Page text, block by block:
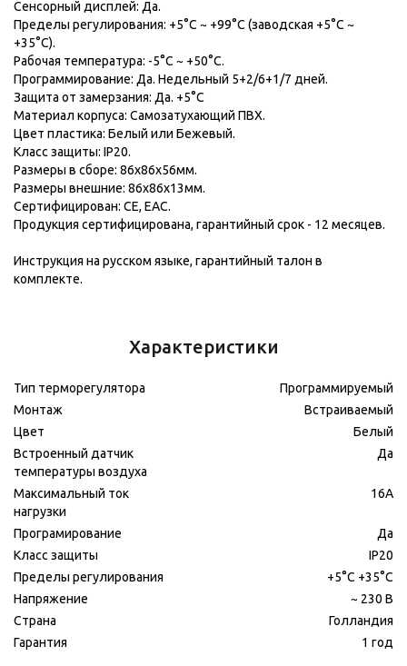
Сенсорный дисплей: Да.
Пределы регулирования: +5°С ~ +99°С (заводская +5°С ~
+35°С).
Рабочая температура: -5°С ~ +50°С.
Программирование: Да. Недельный 5+2/6+1/7 дней.
Защита от замерзания: Да. +5°С
Материал корпуса: Самозатухающий ПВХ.
Цвет пластика: Белый или Бежевый.
Класс защиты: IP20.
Размеры в сборе: 86х86х56мм.
Размеры внешние: 86х86х13мм.
Сертифицирован: CE, EAC.
Продукция сертифицирована, гарантийный срок - 12 месяцев.
Инструкция на русском языке, гарантийный талон в
комплекте.
Характеристики
Тип терморегулятора
Программируемый
Монтаж
Встраиваемый
Цвет
Белый
Встроенный датчик
температуры воздуха
Да
Максимальный ток
нагрузки
16А
Програмирование
Да
Класс защиты
IP20
Пределы регулирования
+5°С +35°С
Напряжение
~ 230 В
Страна
Голландия
Гарантия
1 год